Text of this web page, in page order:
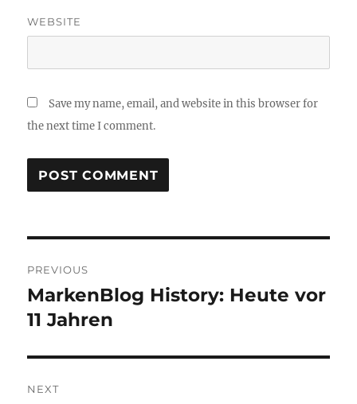
WEBSITE
Save my name, email, and website in this browser for
the next time I comment.
navigation
PREVIOUS
Previous
post:
MarkenBlog History: Heute vor
11 Jahren
NEXT